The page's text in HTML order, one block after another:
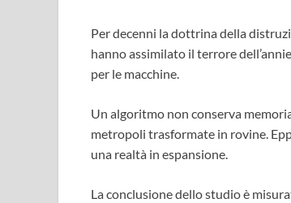
Per decenni la dottrina della
hanno assimilato il terrore
per le macchine.
Un algoritmo non conserva
metropoli trasformate in rovine.
una realtà in espansione.
La conclusione dello studio è